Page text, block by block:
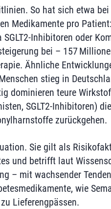
So hat sich etwa
Medikamente pro
oder
bei – 157
Ähnliche
stieg in
dominieren teure
SGLT2‑Inhibitoren)
zurückgehen.
Sie gilt als
und betrifft laut
– mit wachsender
wie
Lieferengpässen.